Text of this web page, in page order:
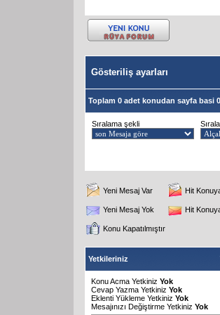
Gösteriliş ayarları
Toplam 0 adet konudan sayfa basi
Sıralama şekli
Yeni Mesaj Var Hit
Yeni Mesaj Yok Hit
Konu Kapatılmıştır
Yetkileriniz
Konu Acma Yetkiniz Yok
Cevap Yazma Yetkiniz Yok
Eklenti Yükleme Yetkiniz Yok
Mesajınızı Değiştirme Yetkiniz Yok